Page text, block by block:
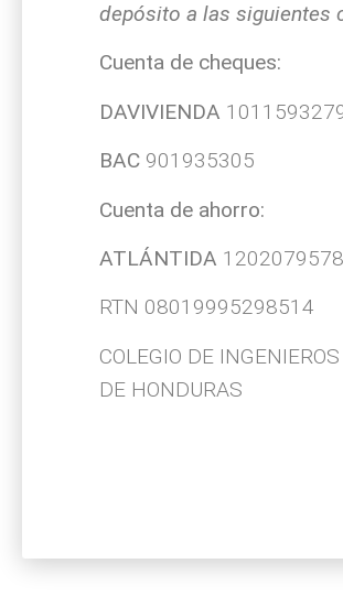
depósito a las siguientes
Cuenta de cheques:
DAVIVIENDA
BAC 901935305
Cuenta de ahorro:
ATLÁNTIDA 1202079578
RTN 08019995298514
COLEGIO DE
DE HONDURAS